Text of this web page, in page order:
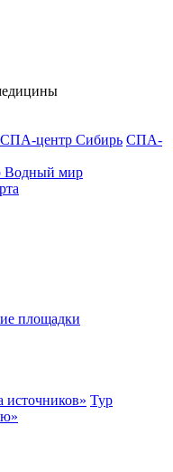
СПА-центр Сибирь СПА-
Водный мир
площадки
Тур